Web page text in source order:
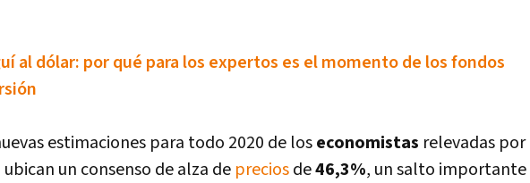
al dólar: por qué para los expertos es el momento de los fondos
estimaciones para todo 2020 de loseconomistas relevadas por
ubican un consenso de alza de preciosde46,3%, un salto importante